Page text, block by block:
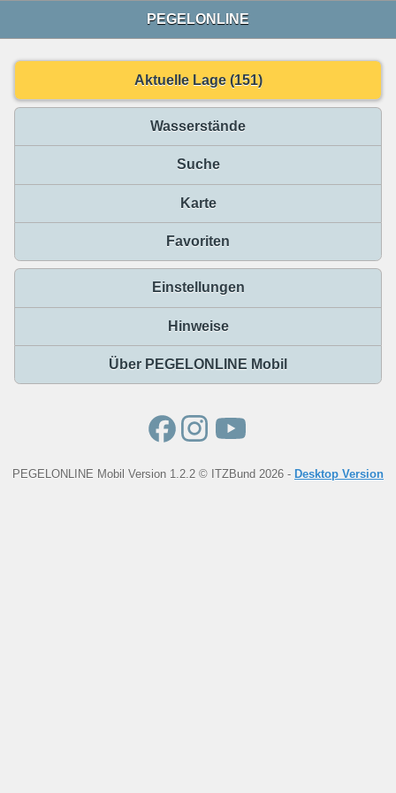
PEGELONLINE
Aktuelle Lage (151)
Wasserstände
Suche
Karte
Favoriten
Einstellungen
Hinweise
Über PEGELONLINE Mobil
PEGELONLINE Mobil Version 1.2.2 © ITZBund 2026 - Desktop Version